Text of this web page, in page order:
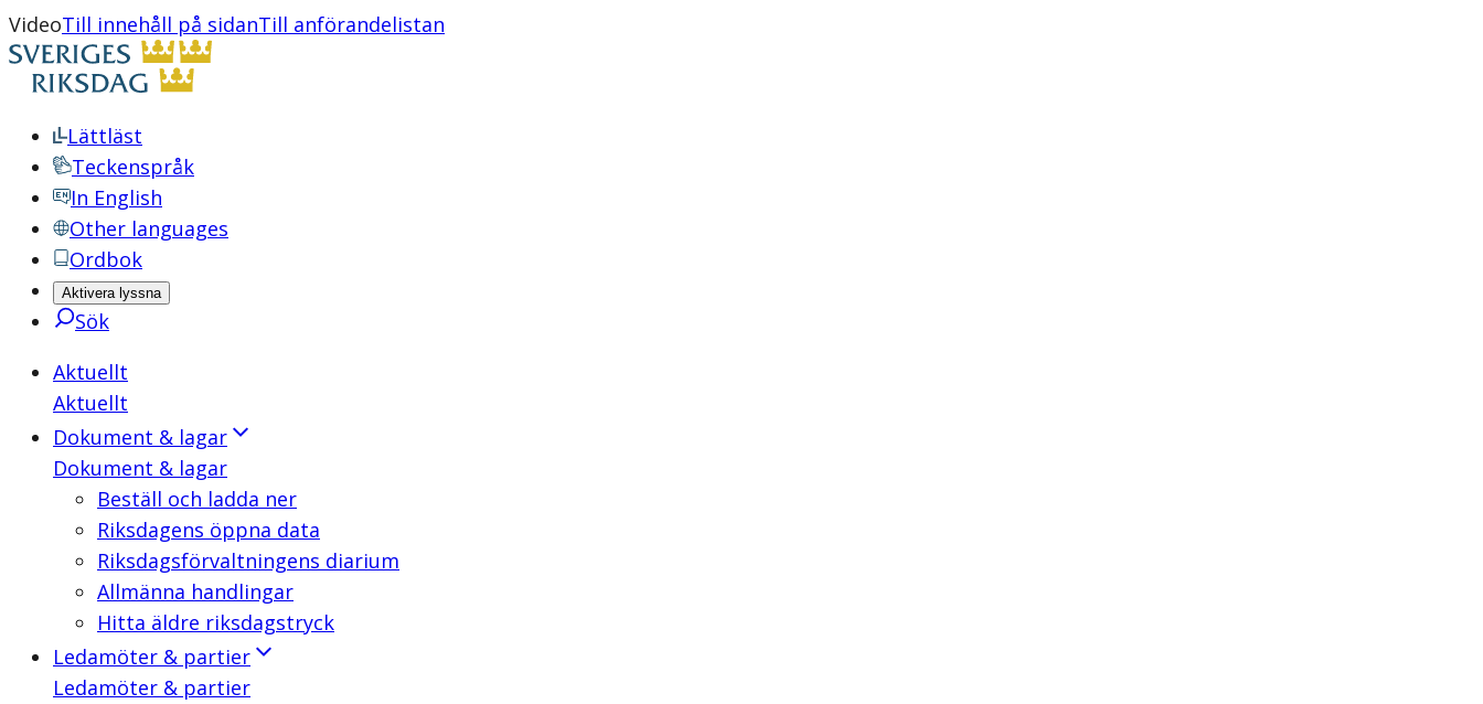
VideoTill innehåll på sidanTill anförandelistan
Lättläst
Teckenspråk
In English
Other languages
Ordbok
Aktivera lyssna
Sök
Aktuellt
Aktuellt
Dokument & lagar
Dokument & lagar
Beställ och ladda ner
Riksdagens öppna data
Riksdagsförvaltningens diarium
Allmänna handlingar
Hitta äldre riksdagstryck
Ledamöter & partier
Ledamöter & partier